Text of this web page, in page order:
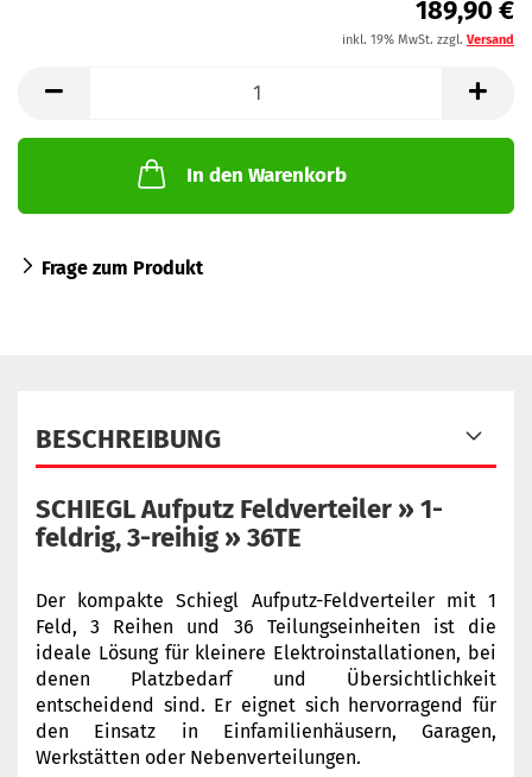
189,90 €
inkl. 19% MwSt. zzgl. Versand
In den Warenkorb
Frage zum Produkt
BESCHREIBUNG
SCHIEGL Aufputz Feldverteiler » 1-
feldrig, 3-reihig » 36TE
Der kompakte Schiegl Aufputz-Feldverteiler mit 1
Feld, 3 Reihen und 36 Teilungseinheiten ist die
ideale Lösung für kleinere Elektroinstallationen, bei
denen Platzbedarf und Übersichtlichkeit
entscheidend sind. Er eignet sich hervorragend für
den Einsatz in Einfamilienhäusern, Garagen,
Werkstätten oder Nebenverteilungen.